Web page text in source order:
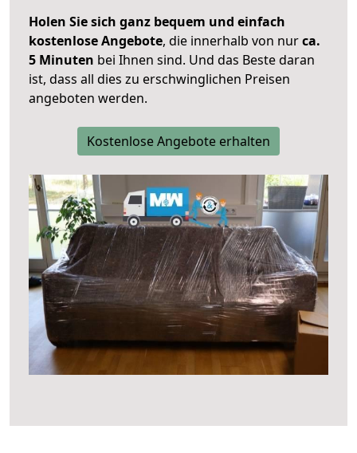
Holen Sie sich ganz bequem und einfach
kostenlose Angebote, die innerhalb von nurca.
5 Minuten bei Ihnen sind. Und das Beste daran
ist, dass all dies zu erschwinglichen Preisen
angeboten werden.
Kostenlose Angebote erhalten